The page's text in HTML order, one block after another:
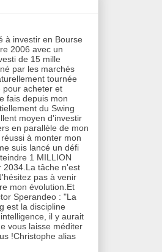
à investir en Bourse
2006 avec un
de 15 mille
par les marchés
tournée
pour acheter et
fais depuis mon
du Swing
moyen d'investir
en parallèle de mon
à monter mon
suis lancé un défi
1 MILLION
2034.La tâche n'est
pas à venir
mon évolution.Et
Sperandeo : "La
est la discipline
il y aurait
vous laisse méditer
!Christophe alias